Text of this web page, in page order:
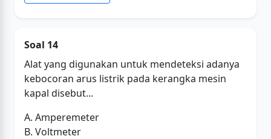
Soal 14
Alat yang digunakan untuk mendeteksi adanya
kebocoran arus listrik pada kerangka mesin
kapal disebut...
A. Amperemeter
B. Voltmeter